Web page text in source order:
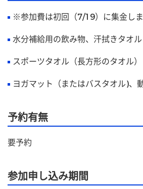
※参加費は初回（7/19）に集金し
水分補給用の飲み物、汗拭きタオル
スポーツタオル（長方形のタオル）
ヨガマット（またはバスタオル)、
予約有無
要予約
参加申し込み期間